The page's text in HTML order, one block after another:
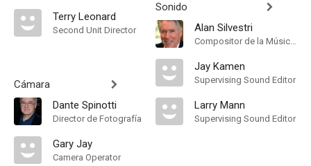
Terry Leonard
Second Unit Director
Cámara
Dante Spinotti
Director de Fotografía
Gary Jay
Camera Operator
Sonido
Alan Silvestri
Compositor de la Música Original
Jay Kamen
Supervising Sound Editor
Larry Mann
Supervising Sound Editor